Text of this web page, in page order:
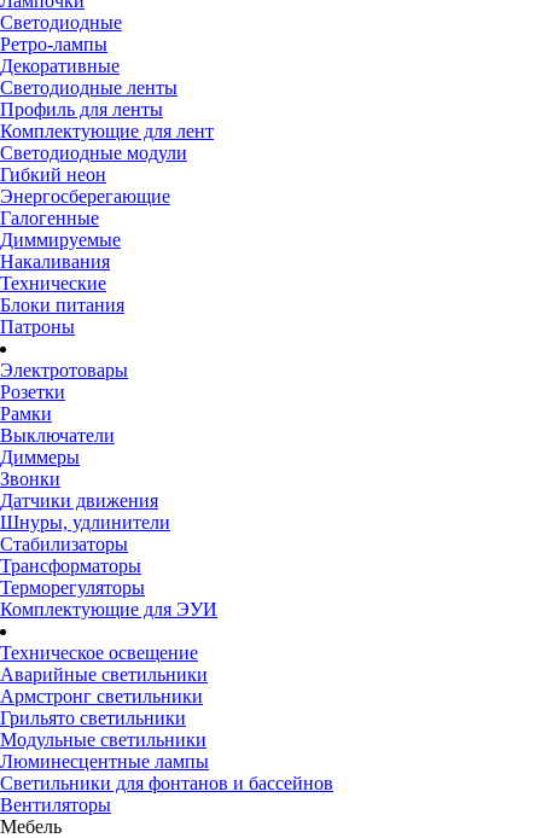
Светодиодные
Ретро-лампы
Декоративные
Светодиодные ленты
Профиль для ленты
Комплектующие для лент
Светодиодные модули
Гибкий неон
Энергосберегающие
Галогенные
Диммируемые
Накаливания
Технические
Блоки питания
Патроны
Электротовары
Розетки
Рамки
Выключатели
Диммеры
Звонки
Датчики движения
Шнуры, удлинители
Стабилизаторы
Трансформаторы
Терморегуляторы
Комплектующие для ЭУИ
Техническое освещение
Аварийные светильники
Армстронг светильники
Грильято светильники
Модульные светильники
Люминесцентные лампы
Светильники для фонтанов и бассейнов
Вентиляторы
Мебель